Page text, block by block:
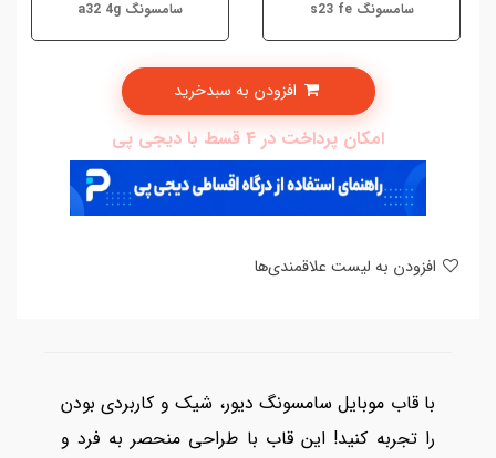
سامسونگ s23 fe سامسونگ a32 4g
امکان پرداخت در 4 قسط با دیجی پی
با قاب موبایل سامسونگ دیور، شیک و کاربردی بودن
را تجربه کنید! این قاب با طراحی منحصر به فرد و